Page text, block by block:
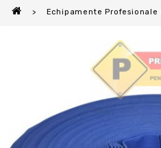
Echipamente